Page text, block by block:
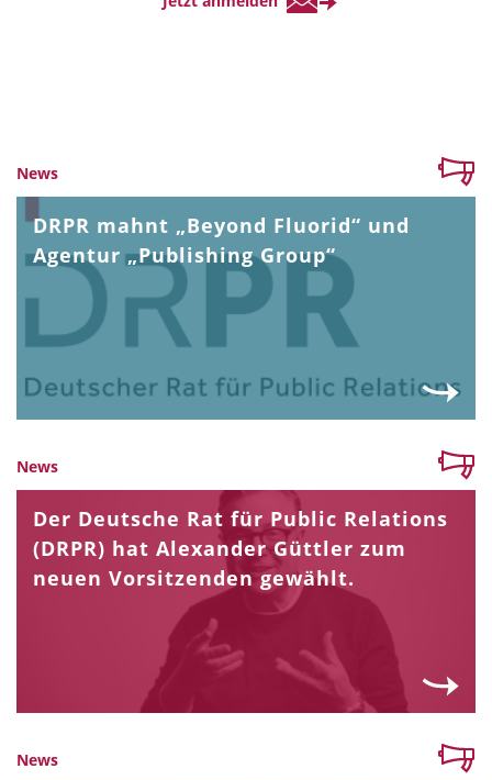
News
DRPR mahnt „Beyond Fluorid“ und
Agentur „Publishing Group“
News
Der Deutsche Rat für Public Relations
(DRPR) hat Alexander Güttler zum
neuen Vorsitzenden gewählt.
News